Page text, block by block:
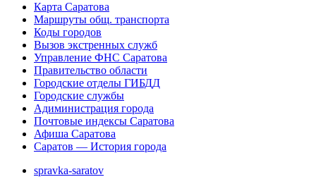
Карта Саратова
Маршруты общ. транспорта
Коды городов
Вызов экстренных служб
Управление ФНС Саратова
Правительство области
Городские отделы ГИБДД
Городские службы
Адиминистрация города
Почтовые индексы Саратова
Афиша Саратова
Саратов — История города
spravka-saratov